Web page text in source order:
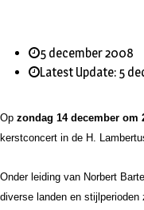
5 december 2008
Latest Update: 5
Op zondag 14 december om
kerstconcert in de H.
Onder leiding van Norbert
diverse landen en